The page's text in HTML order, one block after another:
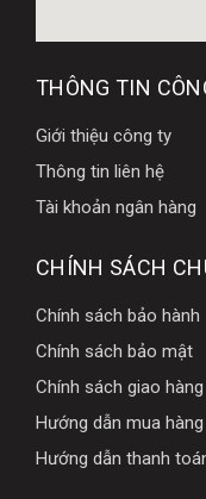
THÔNG TIN
Giới thiệu công ty
Thông tin liên hệ
Tài khoản ngân hàng
CHÍNH SÁCH
Chính sách bảo hành
Chính sách bảo mật
Chính sách giao hàng
Hướng dẫn mua hàng
Hướng dẫn thanh